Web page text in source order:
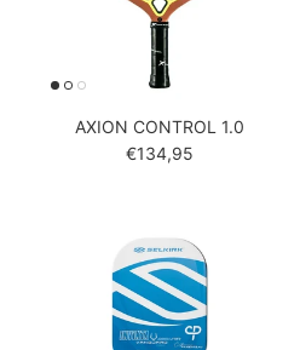
AXION CONTROL 1.0
Reguliere prijs
€134,95